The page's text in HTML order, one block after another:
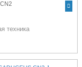
техника